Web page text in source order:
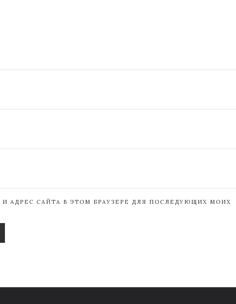
АДРЕС САЙТА В ЭТОМ БРАУЗЕРЕ ДЛЯ ПОСЛЕДУЮЩИХ МОИХ